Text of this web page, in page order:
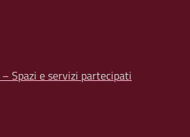
Spazi e servizi partecipati